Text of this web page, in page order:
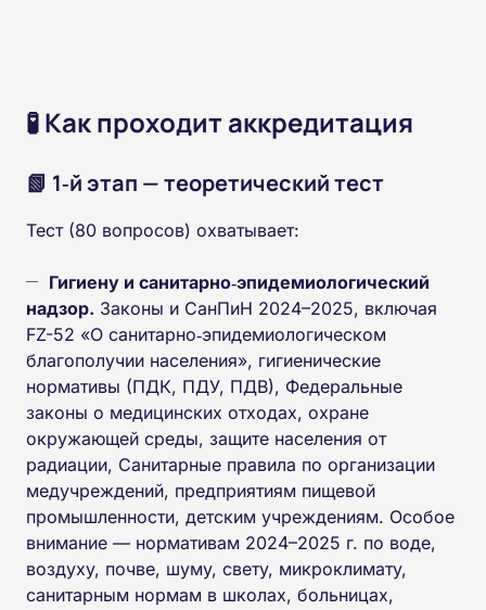
🧪 Как проходит аккредитация
📗 1‑й этап — теоретический тест
Тест (80 вопросов) охватывает:
Гигиену и санитарно‑эпидемиологический
надзор. Законы и СанПиН 2024–2025, включая
FZ-52 «О санитарно‑эпидемиологическом
благополучии населения», гигиенические
нормативы (ПДК, ПДУ, ПДВ), Федеральные
законы о медицинских отходах, охране
окружающей среды, защите населения от
радиации, Санитарные правила по организации
медучреждений, предприятиям пищевой
промышленности, детским учреждениям. Особое
внимание — нормативам 2024–2025 г. по воде,
воздуху, почве, шуму, свету, микроклимату,
санитарным нормам в школах, больницах,